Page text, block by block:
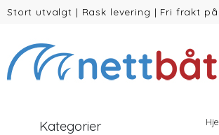
Stort utvalgt | Rask levering | Fri frakt
Kategorier